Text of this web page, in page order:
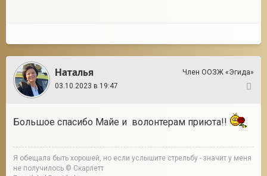
Наталья
Член ООЗЖ «Эгида»
03.10.2023 в 19:47
Большое спасибо Майе и волонтерам приюта!!
Я обещала быть хорошей, но если услышите стрельбу - значит у меня
не получилось © Скарлетт